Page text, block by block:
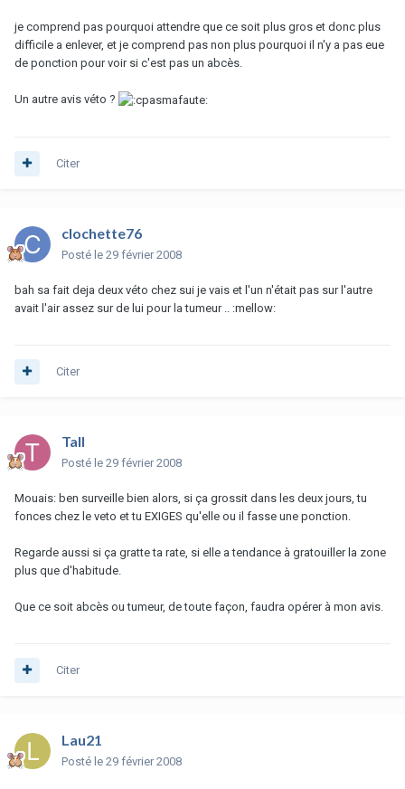
je comprend pas pourquoi attendre que ce soit plus gros et donc plus
difficile a enlever, et je comprend pas non plus pourquoi il n'y a pas eue
de ponction pour voir si c'est pas un abcès.
Un autre avis véto ?
Citer
clochette76
Posté le 29 février 2008
bah sa fait deja deux véto chez sui je vais et l'un n'était pas sur l'autre
avait l'air assez sur de lui pour la tumeur .. :mellow:
Citer
Tall
Posté le 29 février 2008
Mouais: ben surveille bien alors, si ça grossit dans les deux jours, tu
fonces chez le veto et tu EXIGES qu'elle ou il fasse une ponction.
Regarde aussi si ça gratte ta rate, si elle a tendance à gratouiller la zone
plus que d'habitude.
Que ce soit abcès ou tumeur, de toute façon, faudra opérer à mon avis.
Citer
Lau21
Posté le 29 février 2008